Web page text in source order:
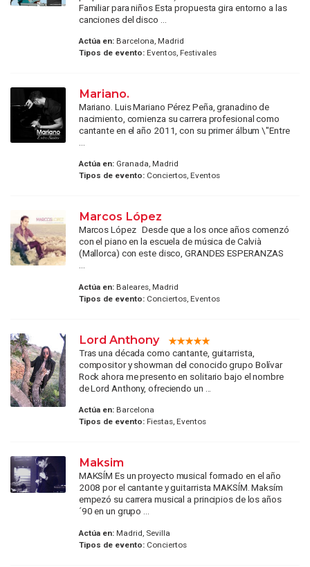
Familiar para niños Esta propuesta gira entorno a las
canciones del disco ...
Actúa en:Barcelona, Madrid
Tipos de evento:Eventos, Festivales
Mariano.
Mariano. Luis Mariano Pérez Peña, granadino de
nacimiento, comienza su carrera profesional como
cantante en el año 2011, con su primer álbum \"Entre
Actúa en:Granada, Madrid
Tipos de evento:Conciertos, Eventos
Marcos López
Marcos López Desde que a los once años comenzó
con el piano en la escuela de música de Calvià
(Mallorca) con este disco, GRANDES ESPERANZAS
...
Actúa en:Baleares, Madrid
Tipos de evento:Conciertos, Eventos
Lord Anthony
Tras una década como cantante, guitarrista,
compositor y showman del conocido grupo Bolívar
Rock ahora me presento en solitario bajo el nombre
de Lord Anthony, ofreciendo un ...
Actúa en:Barcelona
Tipos de evento:Fiestas, Eventos
Maksim
MAKSÍM Es un proyecto musical formado en el año
2008 por el cantante y guitarrista MAKSÍM. Maksím
empezó su carrera musical a principios de los años
´90 en un grupo ...
Actúa en:Madrid, Sevilla
Tipos de evento:Conciertos